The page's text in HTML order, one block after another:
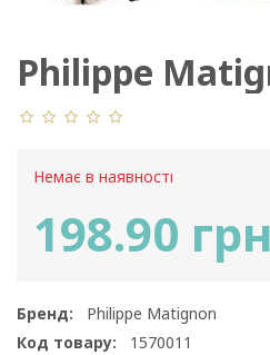
Philippe
Немає в наявності
198.90 грн
Бренд:
Philippe Matignon
Код товару:
1570011